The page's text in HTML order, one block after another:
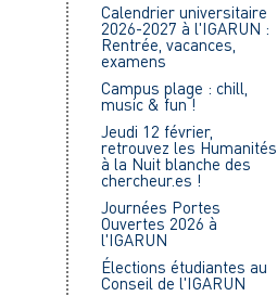
Calendrier universitaire
2026-2027 à l'IGARUN :
Rentrée, vacances,
examens
Campus plage : chill,
music & fun !
Jeudi 12 février,
retrouvez les Humanités
à la Nuit blanche des
chercheur.es !
Journées Portes
Ouvertes 2026 à
l'IGARUN
Élections étudiantes au
Conseil de l'IGARUN